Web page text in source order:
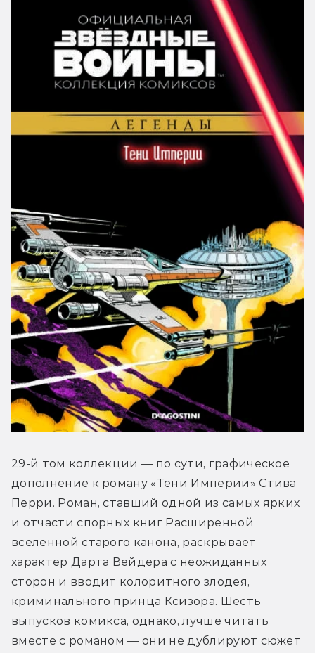
29-й том коллекции — по сути, графическое
дополнение к роману «Тени Империи» Стива
Перри. Роман, ставший одной из самых ярких
и отчасти спорных книг Расширенной
вселенной старого канона, раскрывает
характер Дарта Вейдера с неожиданных
сторон и вводит колоритного злодея,
криминального принца Ксизора. Шесть
выпусков комикса, однако, лучше читать
вместе с романом — они не дублируют сюжет